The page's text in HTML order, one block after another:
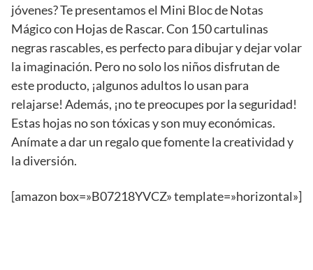
jóvenes? Te presentamos el Mini Bloc de Notas
Mágico con Hojas de Rascar. Con 150 cartulinas
negras rascables, es perfecto para dibujar y dejar volar
la imaginación. Pero no solo los niños disfrutan de
este producto, ¡algunos adultos lo usan para
relajarse! Además, ¡no te preocupes por la seguridad!
Estas hojas no son tóxicas y son muy económicas.
Anímate a dar un regalo que fomente la creatividad y
la diversión.
[amazon box=»B07218YVCZ» template=»horizontal»]